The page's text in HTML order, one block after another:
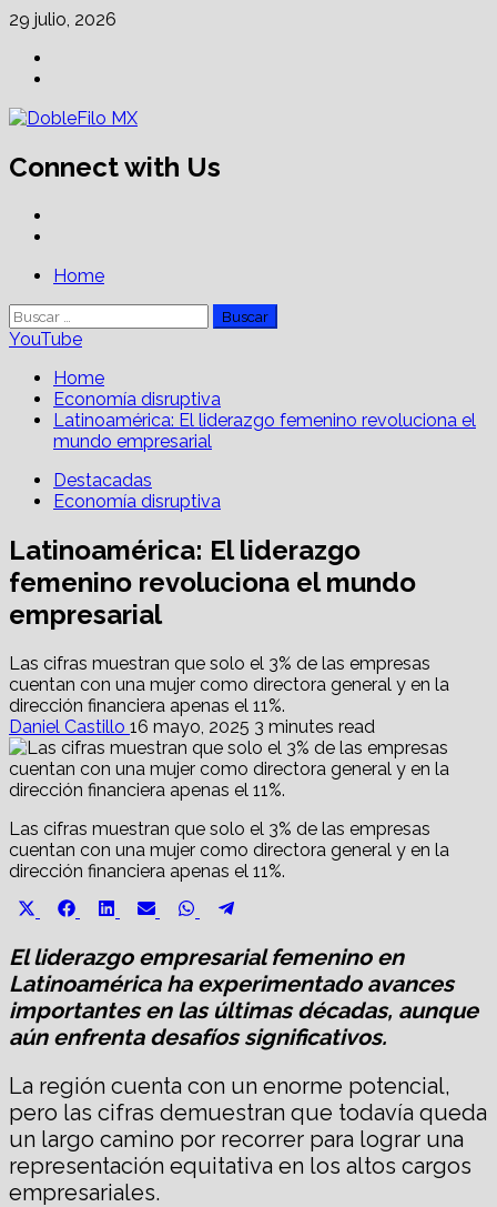
Skip
content
29 julio, 2026
Connect with Us
PrimaryHome
Buscar:
YouTube
Home
Economía disruptiva
Latinoamérica: El liderazgo femenino revoluciona el
mundo empresarial
Destacadas
Economía disruptiva
Latinoamérica: El liderazgo
femenino revoluciona el mundo
empresarial
Las cifras muestran que solo el 3% de las empresas
cuentan con una mujer como directora general y en la
dirección financiera apenas el 11%.
Daniel Castillo 16 mayo, 2025 3 minutes read
Las cifras muestran que solo el 3% de las empresas
cuentan con una mujer como directora general y en la
dirección financiera apenas el 11%.
Share
Share
Facebook
Share
LinkedIn
Share
Email
Share
WhatsApp
El liderazgo empresarial femenino en
Latinoamérica ha experimentado avances
importantes en las últimas décadas, aunque
aún enfrenta desafíos significativos.
La región cuenta con un enorme potencial,
pero las cifras demuestran que todavía queda
un largo camino por recorrer para lograr una
representación equitativa en los altos cargos
empresariales.